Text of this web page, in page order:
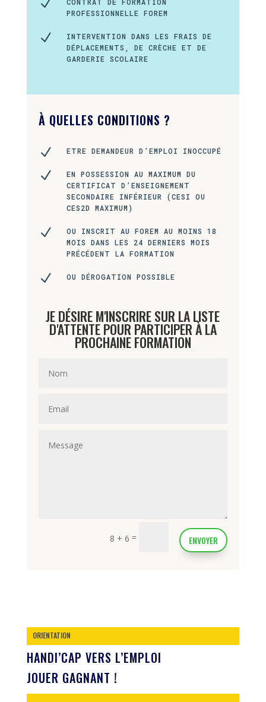
N
PROFESSIONNELLE FOREM
N
INTERVENTION DANS LES FRAIS DE
DÉPLACEMENTS, DE CRÈCHE ET DE
GARDERIE SCOLAIRE
À QUELLES CONDITIONS ?
N ETRE DEMANDEUR D’EMPLOI INOCCUPÉ
N
EN POSSESSION AU MAXIMUM DU
CERTIFICAT D’ENSEIGNEMENT
SECONDAIRE INFÉRIEUR (CESI OU
CES2D MAXIMUM)
N
OU INSCRIT AU FOREM AU MOINS 18
MOIS DANS LES 24 DERNIERS MOIS
PRÉCÉDENT LA FORMATION
N OU DÉROGATION POSSIBLE
JE DÉSIRE M'INSCRIRE SUR LA LISTE
D'ATTENTE POUR PARTICIPER À LA
PROCHAINE FORMATION
8 + 6 = ENVOYER
ORIENTATION
HANDI’CAP VERS L’EMPLOI
JOUER GAGNANT !